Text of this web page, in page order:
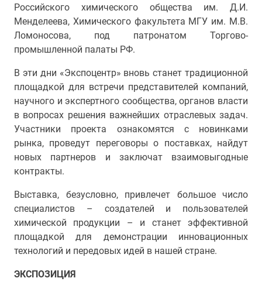
Российского химического общества им. Д.И.
Менделеева, Химического факультета МГУ им. М.В.
Ломоносова, под патронатом Торгово-
промышленной палаты РФ.
В эти дни «Экспоцентр» вновь станет традиционной
площадкой для встречи представителей компаний,
научного и экспертного сообщества, органов власти
в вопросах решения важнейших отраслевых задач.
Участники проекта ознакомятся с новинками
рынка, проведут переговоры о поставках, найдут
новых партнеров и заключат взаимовыгодные
контракты.
Выставка, безусловно, привлечет большое число
специалистов – создателей и пользователей
химической продукции – и станет эффективной
площадкой для демонстрации инновационных
технологий и передовых идей в нашей стране.
ЭКСПОЗИЦИЯ